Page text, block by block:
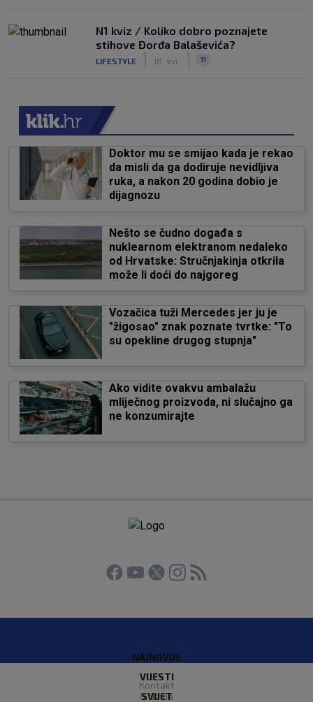
N1 kviz / Koliko dobro poznajete
stihove Đorđa Balaševića?
LIFESTYLE 18. svi. 11
Doktor mu se smijao kada je rekao
da misli da ga dodiruje nevidljiva
ruka, a nakon 20 godina dobio je
dijagnozu
Nešto se čudno događa s
nuklearnom elektranom nedaleko
od Hrvatske: Stručnjakinja otkrila
može li doći do najgoreg
Vozačica tuži Mercedes jer ju je
"žigosao" znak poznate tvrtke: "To
su opekline drugog stupnja"
Ako vidite ovakvu ambalažu
mliječnog proizvoda, ni slučajno ga
ne konzumirajte
NAJNOVIJE
VIJESTI
SVIJET
Kontakt
O Nama